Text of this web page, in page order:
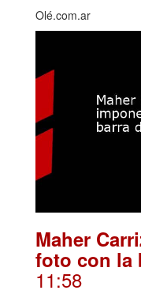
Olé.com.ar
Maher
foto con la
11:58